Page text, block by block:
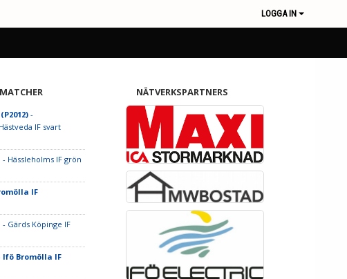
LOGGA IN
-
IF svart
- Hässleholms IF grön
IF
- Gärds Köpinge IF
Ifö Bromölla IF
NÄTVERKSPARTNERS